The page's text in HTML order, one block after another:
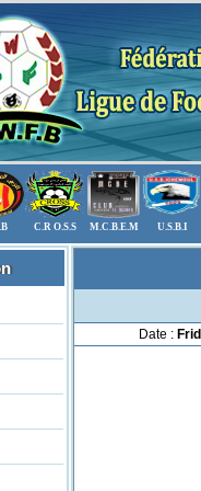
C.R O.S.S M.C.B.E.M U.S.B.I
Date :